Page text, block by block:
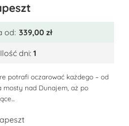
od: 339,00zł
Ilość dni: 1
potrafi oczarować każdego – od
mosty nad Dunajem, aż po